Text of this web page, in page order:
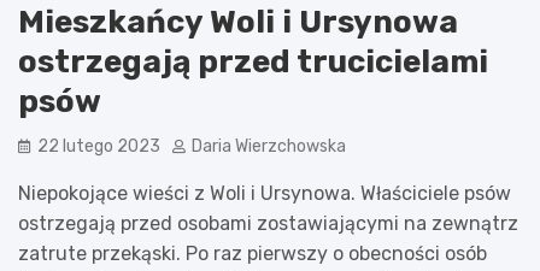
Mieszkańcy Woli i Ursynowa
ostrzegają przed trucicielami
psów
22 lutego 2023 Daria Wierzchowska
Niepokojące wieści z Woli i Ursynowa. Właściciele psów
ostrzegają przed osobami zostawiającymi na zewnątrz
zatrute przekąski. Po raz pierwszy o obecności osób